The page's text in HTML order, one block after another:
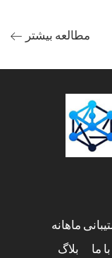
مطالعه بیشتر
ماهانه
ما بلاگ